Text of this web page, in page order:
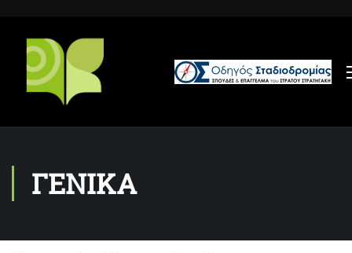
ΓΕΝΙΚΑ